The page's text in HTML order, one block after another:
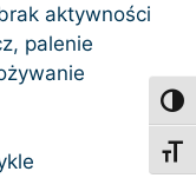
aktywności
palenie